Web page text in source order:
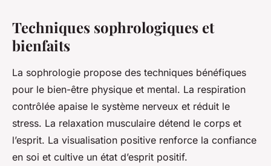
Techniques sophrologiques et
bienfaits
La sophrologie propose des techniques bénéfiques
pour le bien-être physique et mental. La respiration
contrôlée apaise le système nerveux et réduit le
stress. La relaxation musculaire détend le corps et
l’esprit. La visualisation positive renforce la confiance
en soi et cultive un état d’esprit positif.